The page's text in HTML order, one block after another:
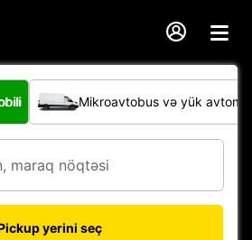
vasitəsi?
Mikroavtobus və yük
yerini seç